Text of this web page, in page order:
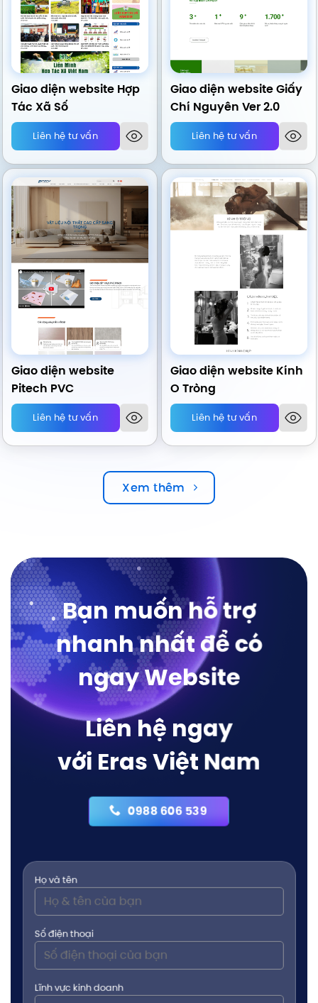
Giao diện website Hợp
Tác Xã Số
Liên hệ tư vấn
Giao diện website Giấy
Chí Nguyên Ver 2.0
Liên hệ tư vấn
Giao diện website
Pitech PVC
Liên hệ tư vấn
Giao diện website Kính
O Tròng
Liên hệ tư vấn
Xem thêm
Bạn muốn hỗ trợ
nhanh nhất để có
ngay Website
Liên hệ ngay
với Eras Việt Nam
0988 606 539
Họ và tên
Số điện thoại
Lĩnh vực kinh doanh